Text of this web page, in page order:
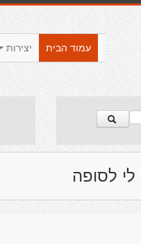
יצירות
עמוד הבית
לי לסופה